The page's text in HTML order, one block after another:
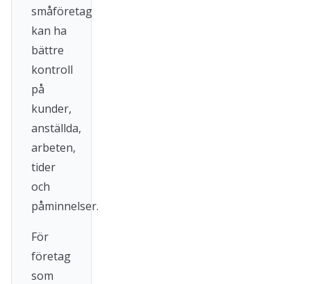
småföretag
kan ha
bättre
kontroll
på
kunder,
anställda,
arbeten,
tider
och
påminnelser.
För
företag
som